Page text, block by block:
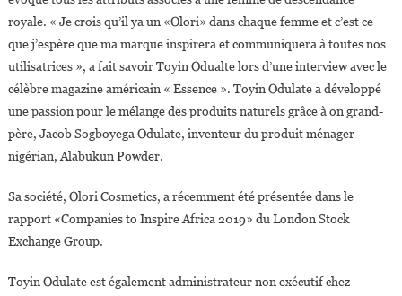
royale. « Je crois qu’il ya un «Olori» dans chaque femme et c’est ce
que j’espère que ma marque inspirera et communiquera à toutes nos
utilisatrices », a fait savoir Toyin Odualte lors d’une interview avec le
célèbre magazine américain « Essence ». Toyin Odulate a développé
une passion pour le mélange des produits naturels grâce à on grand-
père, Jacob Sogboyega Odulate, inventeur du produit ménager
nigérian, Alabukun Powder.
Sa société, Olori Cosmetics, a récemment été présentée dans le
rapport «Companies to Inspire Africa 2019» du London Stock
Exchange Group.
Toyin Odulate est également administrateur non exécutif chez